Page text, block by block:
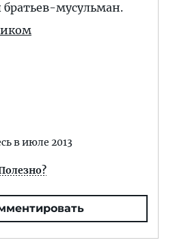
мусульман.
в июле 2013